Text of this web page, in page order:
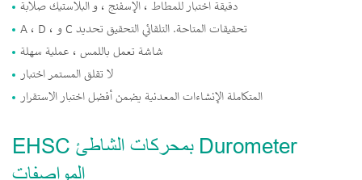
دقيقة اختبار للمطاط ، الإسفنج ، و البلاستيك صلابة
A ، D ، و C تحقيقات المتاحة. التلقائي التحقيق تحديد
شاشة تعمل باللمس ، عملية سهلة
لا تقلق المستمر اختبار
المتكاملة الإنشاءات المعدنية يضمن أفضل اختبار الاستقرار
EHSC بمحركات الشاطئ Durometer
المواصفات